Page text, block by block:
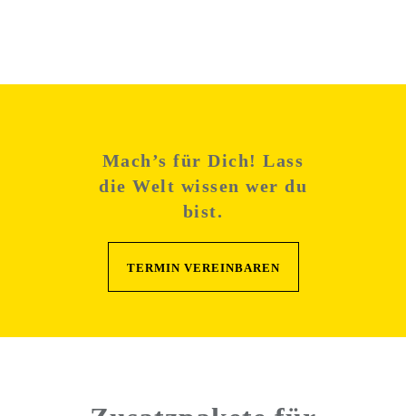
Mach’s für Dich! Lass
die Welt wissen wer du
bist.
TERMIN VEREINBAREN